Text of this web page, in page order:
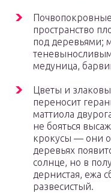
пространство
под деревьями;
медуница,
Цветы и
переносит
маттиола
не бояться
крокусы — они
деревьях
солнце, но в
дернистая, ежа
развесистый.